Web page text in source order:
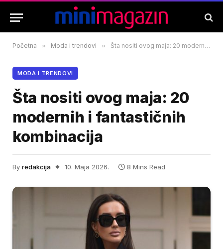
Početna » Moda i trendovi » Šta nositi ovog maja: 20 modernih i fantastičnih kombinacija
MODA I TRENDOVI
Šta nositi ovog maja: 20
modernih i fantastičnih
kombinacija
By redakcija 10. Maja 2026. 8 Mins Read